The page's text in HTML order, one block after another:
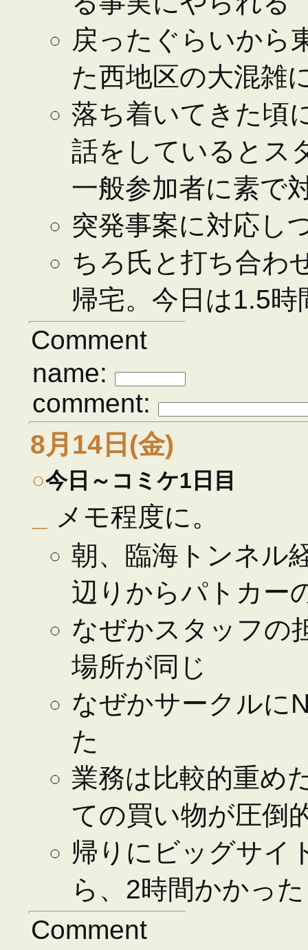
戻ったぐらいから
た西地区の大混雑
落ち着いてきた頃
話をしているとス
一般参加者に素で
突発事案に対応し
ちろ氏と打ち合わ
帰宅。今日は1.5
Comment
name:
comment:
8月14日(金)
○今日～コミケ1日目
メモ程度に。
朝、臨海トンネル
辺りからパトカー
なぜかスタッフの
場所が同じ
なぜかサークルに
た
業務は比較的重め
ての買い物が圧倒
帰りにビッグサイ
ら、2時間かかった
Comment